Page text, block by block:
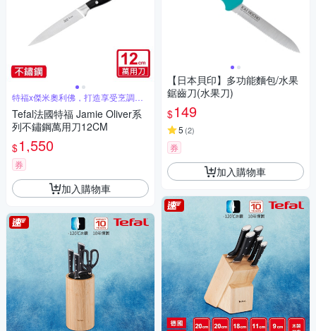
特福x傑米奧利佛，打造享受烹調的
絕佳刀具
Tefal法國特福 Jamie Oliver系
列不鏽鋼萬用刀12CM
$1,550
券
加入購物車
【日本貝印】多功能麵包/水果
鋸齒刀(水果刀)
$149
5 (2)
券
加入購物車